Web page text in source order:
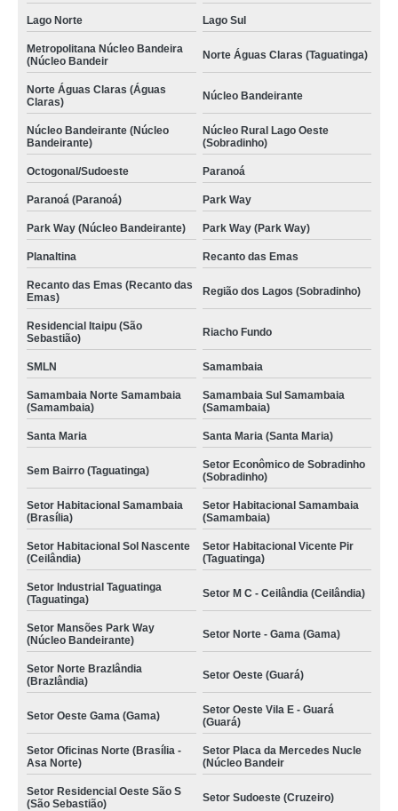
Lago Norte Lago Sul
Metropolitana Núcleo Bandeira
(Núcleo Bandeir
Norte Águas Claras (Taguatinga)
Norte Águas Claras (Águas
Claras)
Núcleo Bandeirante
Núcleo Bandeirante (Núcleo
Bandeirante)
Núcleo Rural Lago Oeste
(Sobradinho)
Octogonal/Sudoeste Paranoá
Paranoá (Paranoá) Park Way
Park Way (Núcleo Bandeirante) Park Way (Park Way)
Planaltina Recanto das Emas
Recanto das Emas (Recanto das
Emas)
Região dos Lagos (Sobradinho)
Residencial Itaipu (São
Sebastião)
Riacho Fundo
SMLN Samambaia
Samambaia Norte Samambaia
(Samambaia)
Samambaia Sul Samambaia
(Samambaia)
Santa Maria Santa Maria (Santa Maria)
Sem Bairro (Taguatinga)
Setor Econômico de Sobradinho
(Sobradinho)
Setor Habitacional Samambaia
(Brasília)
Setor Habitacional Samambaia
(Samambaia)
Setor Habitacional Sol Nascente
(Ceilândia)
Setor Habitacional Vicente Pir
(Taguatinga)
Setor Industrial Taguatinga
(Taguatinga)
Setor M C - Ceilândia (Ceilândia)
Setor Mansões Park Way
(Núcleo Bandeirante)
Setor Norte - Gama (Gama)
Setor Norte Brazlândia
(Brazlândia)
Setor Oeste (Guará)
Setor Oeste Gama (Gama)
Setor Oeste Vila E - Guará
(Guará)
Setor Oficinas Norte (Brasília -
Asa Norte)
Setor Placa da Mercedes Nucle
(Núcleo Bandeir
Setor Residencial Oeste São S
(São Sebastião)
Setor Sudoeste (Cruzeiro)